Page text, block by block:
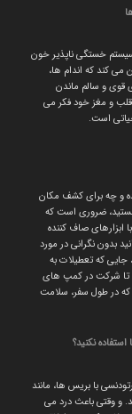
خستگی ناپذیر خون
کند که اندام ها،
قوی و سالم ماندن
و مغز خود فکر می
است.
و چه برای کشف مکان
ضروری است که
ابزارهای صاف کننده
بدون نگرانی در مورد
جایی که تعطیلات به
تا شرکت در کمپ های
که در طول سفر، سلامت
نکنید؟
با بریس ها، مانند
و وقتی باعث درد می